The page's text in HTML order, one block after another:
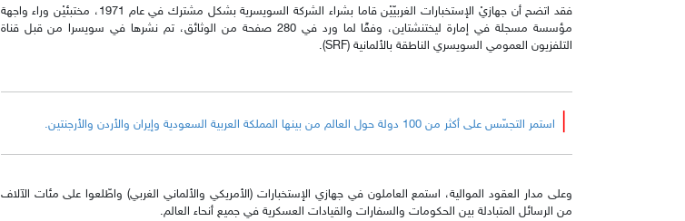
فقد اتضح أن جهازيْ الإستخبارات الغربيّيْن قاما بشراء الشركة السويسرية بشكل مشترك في عام 1971، مختبئيْن وراء واجهة
مؤسسة مسجلة في إمارة ليختنشتاين، وفقًا لما ورد في 280 صفحة من الوثائق، تم نشرها في سويسرا من قبل قناة
التلفزيون العمومي السويسري الناطقة بالألمانية (SRF).
استمر التجسّس على أكثر من 100 دولة حول العالم من بينها المملكة العربية السعودية وإيران والأردن والأرجنتين.
وعلى مدار العقود الموالية، استمع العاملون في جهازي الإستخبارات (الأمريكي والألماني الغربي) واطّلعوا على مئات الآلاف
من الرسائل المتبادلة بين الحكومات والسفارات والقيادات العسكرية في جميع أنحاء العالم.